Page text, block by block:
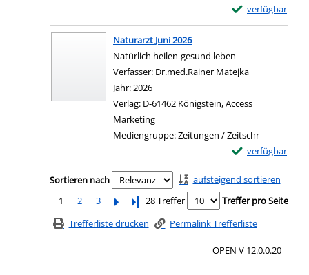
verfügbar
Exemplar-Details
Naturarzt Juni 2026
Natürlich heilen-gesund leben
Verfasser: Dr.med.Rainer Matejka
Jahr:2026
Verlag: D-61462 Königstein, Access
Marketing
Mediengruppe:Zeitungen / Zeitschr
verfügbar
Exemplar-Details
Zu den Suchfiltern springen
Sortieren nach
aufsteigend sortieren
1
2 3 Letzte Seite
28 Treffer
Treffer pro Seite
Trefferliste drucken
Permalink Trefferliste
OPEN V 12.0.0.20